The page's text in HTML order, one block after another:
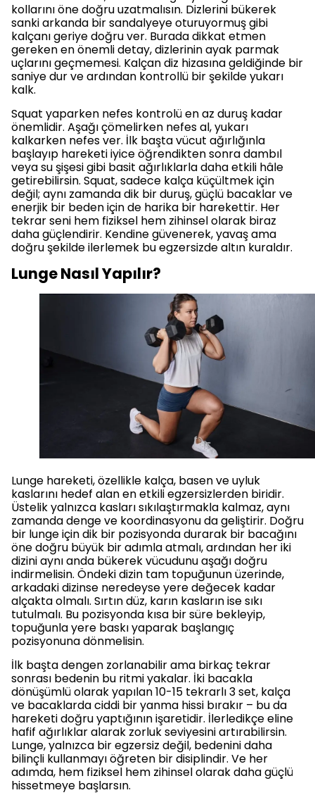
kollarını öne doğru uzatmalısın. Dizlerini bükerek
sanki arkanda bir sandalyeye oturuyormuş gibi
kalçanı geriye doğru ver. Burada dikkat etmen
gereken en önemli detay, dizlerinin ayak parmak
uçlarını geçmemesi. Kalçan diz hizasına geldiğinde bir
saniye dur ve ardından kontrollü bir şekilde yukarı
kalk.
Squat yaparken nefes kontrolü en az duruş kadar
önemlidir. Aşağı çömelirken nefes al, yukarı
kalkarken nefes ver. İlk başta vücut ağırlığınla
başlayıp hareketi iyice öğrendikten sonra dambıl
veya su şişesi gibi basit ağırlıklarla daha etkili hâle
getirebilirsin. Squat, sadece kalça küçültmek için
değil; aynı zamanda dik bir duruş, güçlü bacaklar ve
enerjik bir beden için de harika bir harekettir. Her
tekrar seni hem fiziksel hem zihinsel olarak biraz
daha güçlendirir. Kendine güvenerek, yavaş ama
doğru şekilde ilerlemek bu egzersizde altın kuraldır.
Lunge Nasıl Yapılır?
Lunge hareketi, özellikle kalça, basen ve uyluk
kaslarını hedef alan en etkili egzersizlerden biridir.
Üstelik yalnızca kasları sıkılaştırmakla kalmaz, aynı
zamanda denge ve koordinasyonu da geliştirir. Doğru
bir lunge için dik bir pozisyonda durarak bir bacağını
öne doğru büyük bir adımla atmalı, ardından her iki
dizini aynı anda bükerek vücudunu aşağı doğru
indirmelisin. Öndeki dizin tam topuğunun üzerinde,
arkadaki dizinse neredeyse yere değecek kadar
alçakta olmalı. Sırtın düz, karın kasların ise sıkı
tutulmalı. Bu pozisyonda kısa bir süre bekleyip,
topuğunla yere baskı yaparak başlangıç
pozisyonuna dönmelisin.
İlk başta dengen zorlanabilir ama birkaç tekrar
sonrası bedenin bu ritmi yakalar. İki bacakla
dönüşümlü olarak yapılan 10-15 tekrarlı 3 set, kalça
ve bacaklarda ciddi bir yanma hissi bırakır – bu da
hareketi doğru yaptığının işaretidir. İlerledikçe eline
hafif ağırlıklar alarak zorluk seviyesini artırabilirsin.
Lunge, yalnızca bir egzersiz değil, bedenini daha
bilinçli kullanmayı öğreten bir disiplindir. Ve her
adımda, hem fiziksel hem zihinsel olarak daha güçlü
hissetmeye başlarsın.